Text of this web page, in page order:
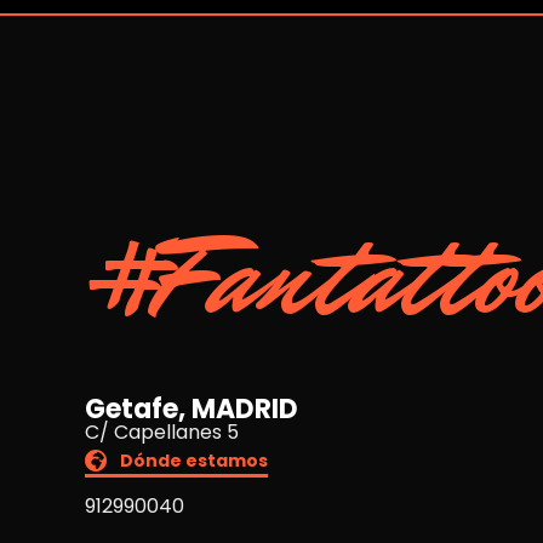
Getafe, MADRID
C/ Capellanes 5
Dónde estamos
912990040